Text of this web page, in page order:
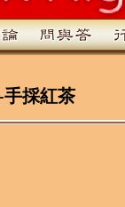
採紅茶